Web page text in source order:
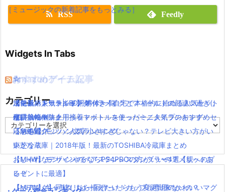
［ミュージックの新着記事をもっとみる］
RSS Feedly
Widgets In Tabs
おすすめゲーム記事
【モンハンワールド】キャラメイクとフィールドの顔違い過ぎ(;
´Д｀)www
【MHW】モンハン文字小さすぎじゃない？テレビ大きい方がい
いかな？
【MHW】モンハンやるならPS4PROの方がいいの？メリットあ
る？
【MHW】キャラクリは一回作ったらもう変更出来ないの？
Amazonアイテム
水耕栽培キット|LED照明付き！自宅で本格的に始める人気セット
水耕栽培キット｜ペットボトルを使ったミニタイプのおすすめセ
ットを紹介
東芝冷蔵庫｜2018年版！最新のTOSHIBA冷蔵庫まとめ
おしゃれなデザインのペアステンレスタンブラー4選【親へのプ
レゼントに最適】
【ペアマグ】同棲したら揃えたい！カップル専用のかわいいマグ
☆
ニンテンドースイッチ 本体 一覧
使い捨てマスク
☆
消化器／人気ランキング
耐震・転倒防止用接着マット・ストッパー／人気ランキング
応急処置グッツ／人気ランキング
☆
カテゴリー
テ
リ
ー